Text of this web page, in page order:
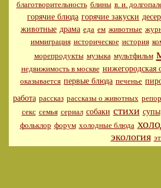
благотворительность блины в. и.
горячие блюда горячие закуски
животные драма еда ем животные
иммиграция историческое история
морепродукты музыка мультфильм
недвижимость в москве нижегородская
оказывается первые блюда печенье
работа рассказ рассказы о животных
секс семья сериал собаки стихи супы
фольклор форум холодные блюда
экология